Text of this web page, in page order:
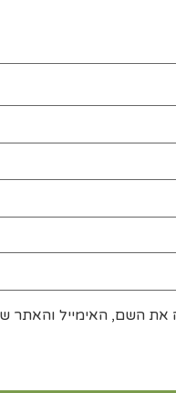
את השם, האימייל והאתר